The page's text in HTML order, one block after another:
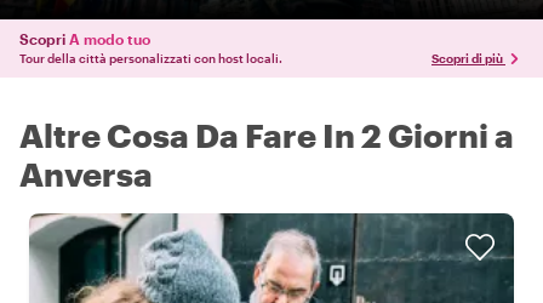
Scopri A modo tuo
Tour della città personalizzati con host locali. Scopri di più
Altre Cosa Da Fare In 2 Giorni a
Anversa